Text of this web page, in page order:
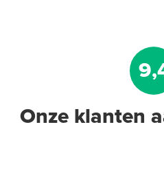
Onze klanten